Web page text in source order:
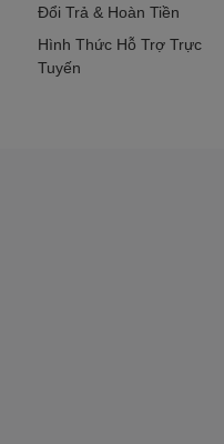
Đổi Trả & Hoàn Tiền
Hình Thức Hỗ Trợ Trực
Tuyến